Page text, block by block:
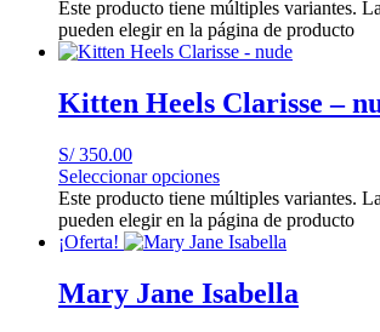
Este producto tiene múltiples variantes.
pueden elegir en la página de producto
Kitten Heels Clarisse –
S/350.00
Seleccionar opciones
Este producto tiene múltiples variantes.
pueden elegir en la página de producto
¡Oferta!
Mary Jane Isabella